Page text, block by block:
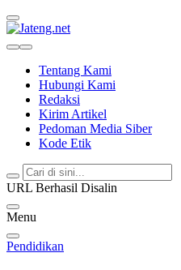
Tentang Kami
Hubungi Kami
Redaksi
Kirim Artikel
Pedoman Media Siber
Kode Etik
URL Berhasil Disalin
Menu
Pendidikan